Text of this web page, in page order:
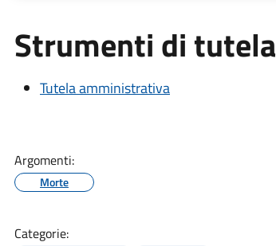
Strumenti di tutela
Tutela amministrativa
Argomenti:
Morte
Categorie: